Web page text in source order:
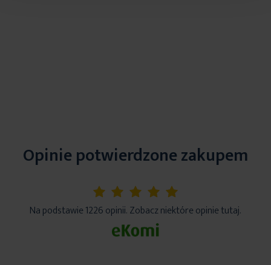
Opinie potwierdzone zakupem
5%
Na podstawie 1226 opinii. Zobacz niektóre opinie tutaj.